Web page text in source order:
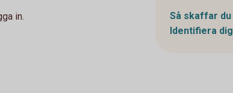
in. Så skaffar du
Identifiera